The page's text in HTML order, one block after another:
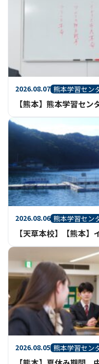
2026.08.07 熊本学習セン
【熊本】熊本学習セ
2026.08.06 熊本学習セン
【天草本校】【熊本
2026.08.05 熊本学習セン